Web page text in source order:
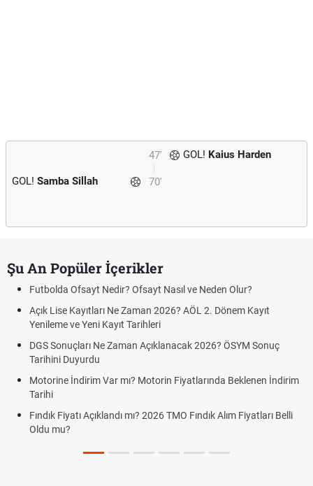
47' GOL! Kaius Harden
70'
GOL! Samba Sillah
Şu An Popüler İçerikler
Futbolda Ofsayt Nedir? Ofsayt Nasıl ve Neden Olur?
Açık Lise Kayıtları Ne Zaman 2026? AÖL 2. Dönem Kayıt
Yenileme ve Yeni Kayıt Tarihleri
DGS Sonuçları Ne Zaman Açıklanacak 2026? ÖSYM Sonuç
Tarihini Duyurdu
Motorine İndirim Var mı? Motorin Fiyatlarında Beklenen İndirim
Tarihi
Fındık Fiyatı Açıklandı mı? 2026 TMO Fındık Alım Fiyatları Belli
Oldu mu?